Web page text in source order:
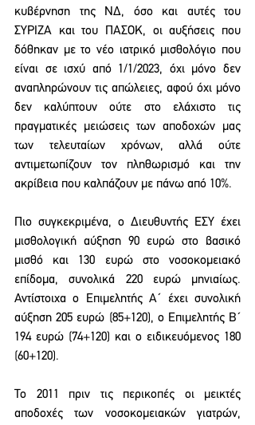
κυβέρνηση της ΝΔ, όσο και αυτές του
ΣΥΡΙΖΑ και του ΠΑΣΟΚ, οι αυξήσεις που
δόθηκαν με το νέο ιατρικό μισθολόγιο που
είναι σε ισχύ από 1/1/2023, όχι μόνο δεν
αναπληρώνουν τις απώλειες, αφού όχι μόνο
δεν καλύπτουν ούτε στο ελάχιστο τις
πραγματικές μειώσεις των αποδοχών μας
των τελευταίων χρόνων, αλλά ούτε
αντιμετωπίζουν τον πληθωρισμό και την
ακρίβεια που καλπάζουν με πάνω από 10%.
Πιο συγκεκριμένα, ο Διευθυντής ΕΣΥ έχει
μισθολογική αύξηση 90 ευρώ στο βασικό
μισθό και 130 ευρώ στο νοσοκομειακό
επίδομα, συνολικά 220 ευρώ μηνιαίως.
Αντίστοιχα ο Επιμελητής Α΄ έχει συνολική
αύξηση 205 ευρώ (85+120), ο Επιμελητής Β΄
194 ευρώ (74+120) και ο ειδικευόμενος 180
(60+120).
Το 2011 πριν τις περικοπές οι μεικτές
αποδοχές των νοσοκομειακών γιατρών,